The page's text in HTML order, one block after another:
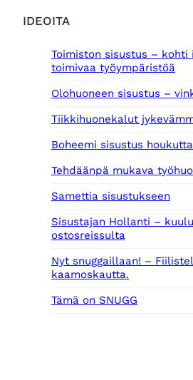
IDEOITA
Toimiston sisustus – kohti
toimivaa työympäristöä
Olohuoneen sisustus –
Tiikkihuonekalut
Boheemi sisustus
Tehdäänpä mukava
Samettia sisustukseen
Sisustajan Hollanti –
ostosreissulta
Nyt snuggaillaan! –
kaamoskautta.
Tämä on SNUGG